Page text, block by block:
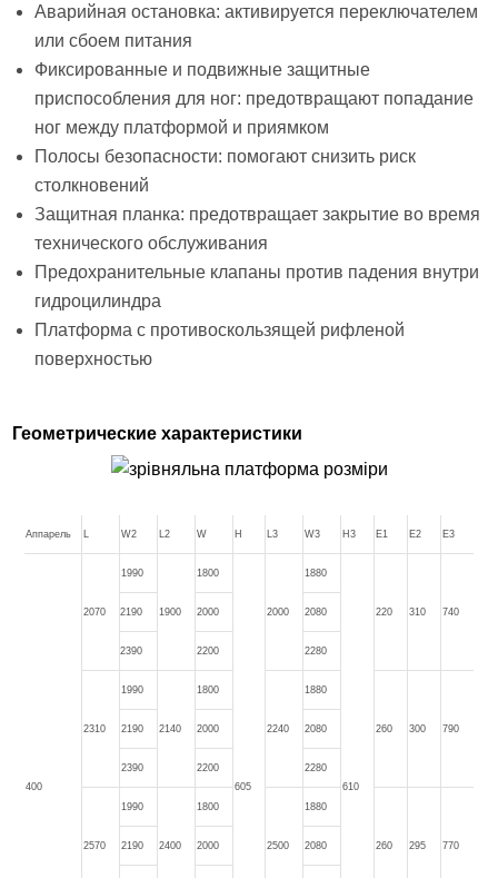
Аварийная остановка: активируется переключателем
или сбоем питания
Фиксированные и подвижные защитные
приспособления для ног: предотвращают попадание
ног между платформой и приямком
Полосы безопасности: помогают снизить риск
столкновений
Защитная планка: предотвращает закрытие во время
технического обслуживания
Предохранительные клапаны против падения внутри
гидроцилиндра
Платформа с противоскользящей рифленой
поверхностью
Геометрические характеристики
Аппарель W2 L2 W H L3 W3 H3 E1 E2 E3
400
2070
1990
1900
1800
605
2000
1880
610
220 310 740
2190 2000 2080
2390 2200 2280
2310
1990
2140
1800
2240
1880
260 300 790
2190 2000 2080
2390 2200 2280
2570
1990
2400
1800
2500
1880
260 295 770
2190 2000 2080